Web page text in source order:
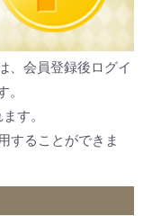
、会員登録後ログイ
す。
することができま